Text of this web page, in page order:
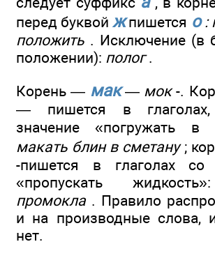
перед буквой жпишется о:
положить . Исключение (в
положении): полог.
Корень — мак— мок-.
— пишется в
значение «погружать в
макать блин в сметану;
-пишется в глаголах со
«пропускать
промокла . Правило
и на производные слова,
нет.